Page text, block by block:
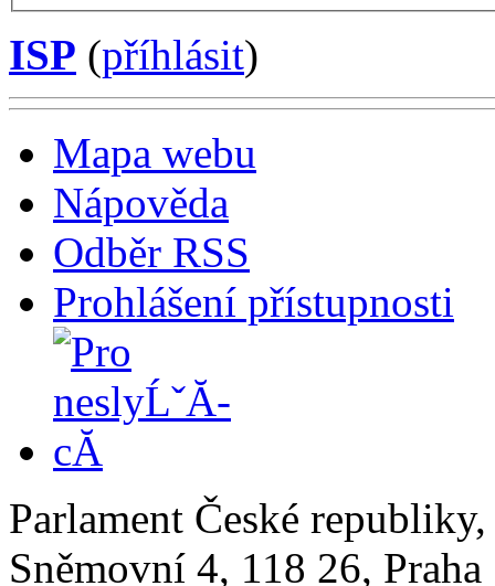
ISP (příhlásit)
Mapa webu
Nápověda
Odběr RSS
Prohlášení přístupnosti
Parlament České
Sněmovní 4, 118 26,